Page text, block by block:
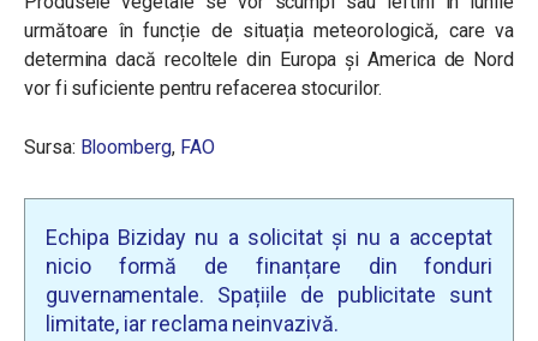
următoare în funcție de situația meteorologică, care va
determina dacă recoltele din Europa şi America de Nord
vor fi suficiente pentru refacerea stocurilor.
Sursa: Bloomberg, FAO
Echipa Biziday nu a solicitat și nu a acceptat
nicio formă de finanțare din fonduri
guvernamentale. Spațiile de publicitate sunt
limitate, iar reclama neinvazivă.